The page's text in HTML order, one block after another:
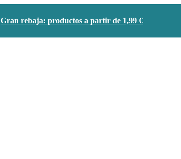
Gran rebaja: productos a partir de 1,99 €